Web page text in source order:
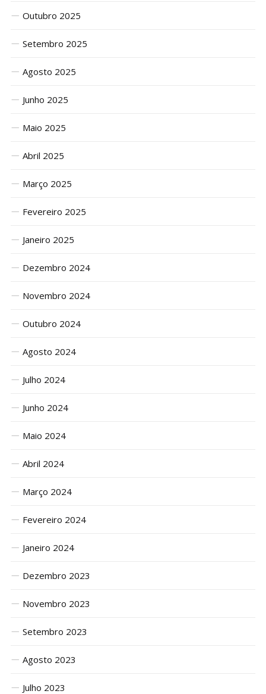
Outubro 2025
Setembro 2025
Agosto 2025
Junho 2025
Maio 2025
Abril 2025
Março 2025
Fevereiro 2025
Janeiro 2025
Dezembro 2024
Novembro 2024
Outubro 2024
Agosto 2024
Julho 2024
Junho 2024
Maio 2024
Abril 2024
Março 2024
Fevereiro 2024
Janeiro 2024
Dezembro 2023
Novembro 2023
Setembro 2023
Agosto 2023
Julho 2023